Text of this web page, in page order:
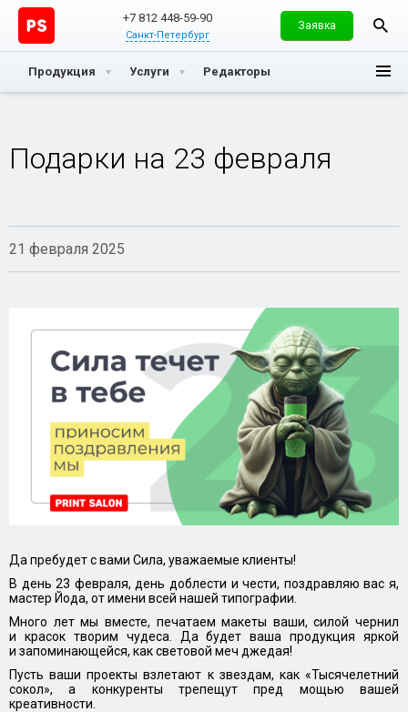
+7 812 448-59-90
Санкт-Петербург
Заявка
Продукция Услуги Редакторы
Подарки на 23 февраля
21 февраля 2025
Да пребудет с вами Сила, уважаемые клиенты!
В день 23 февраля, день доблести и чести, поздравляю вас я,
мастер Йода, от имени всей нашей типографии.
Много лет мы вместе, печатаем макеты ваши, силой чернил
и красок творим чудеса. Да будет ваша продукция яркой
и запоминающейся, как световой меч джедая!
Пусть ваши проекты взлетают к звездам, как «Тысячелетний
сокол», а конкуренты трепещут пред мощью вашей
креативности.